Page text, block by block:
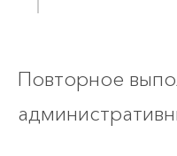
Повторное